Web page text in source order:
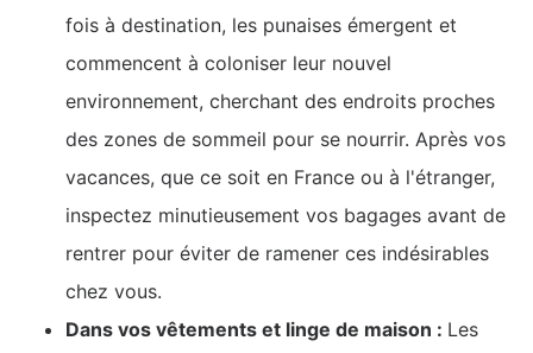
fois à destination, les punaises émergent et
commencent à coloniser leur nouvel
environnement, cherchant des endroits proches
des zones de sommeil pour se nourrir. Après vos
vacances, que ce soit en France ou à l'étranger,
inspectez minutieusement vos bagages avant de
rentrer pour éviter de ramener ces indésirables
chez vous.
Dans vos vêtements et linge de maison : Les